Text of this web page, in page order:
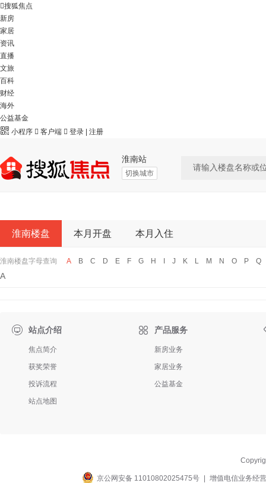
搜狐焦点
新房
家居
资讯
直播
文旅
百科
财经
海外
公益基金
 小程序  客户端  登录 注册
淮南站
切换城市
淮南楼盘 本月开盘 本月入住
淮南楼盘字母查询 A B C D E F G H J K L M N O P Q
A
站点介绍
焦点简介
获奖荣誉
投诉流程
站点地图
 产品服务
新房业务
家居业务
公益基金
京公网安备 11010802025475号 增值电信业务经